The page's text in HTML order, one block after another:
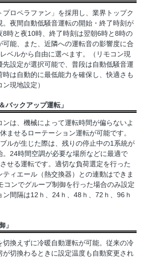
プロペラファン」を採用し、業界トップク
。夜間自動低騒音運転の開始・終了時刻が
8時と夜10時、終了時刻は翌朝6時と8時の
能、また、近隣への運転音の影響度に合
ベルから自由に選べます。（リモコン現
設定が選択可能で、普段は自動低騒音運
は自動的に最低能力を確保し、快適さも
現地設定）
バックアップ運転」
ンは、機械によって運転時間が偏らないよ
ませるローテーション運転が可能です。
ルが生じた際は、残りの停止中の1系統が
。24時間空調が必要な場所などに最適で
せる運転です。適切な負荷選定を行った
ィエール（熱交換器）との連動はできま
コンでグループ制御を行った場合のみ設定
間隔は12ｈ、24ｈ、48ｈ、72ｈ、96ｈ
」
切換えずに冷暖自動運転が可能。従来の冷
が切換わるときに設定温度も自動変更され